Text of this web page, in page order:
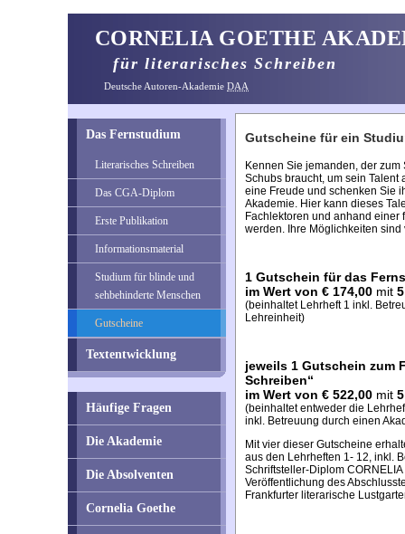
CORNELIA GOETHE
für literarisches Schreiben
Deutsche Autoren-Akademie DAA
Das Fernstudium
Literarisches Schreiben
Das CGA-Diplom
Erste Publikation
Informationsmaterial
Studium für blinde und
sehbehinderte Menschen
Gutscheine
Textentwicklung
Häufige Fragen
Die Akademie
Die Absolventen
Cornelia Goethe
Gutscheine für ein
Kennen Sie jemanden, der
Schubs braucht, um sein
eine Freude und schenken Sie
Akademie. Hier kann dieses
Fachlektoren und anhand
werden. Ihre Möglichkeiten sind
1 Gutschein für das
im Wert von € 174,00 mit
(beinhaltet Lehrheft 1 inkl.
Lehreinheit)
jeweils 1 Gutschein zum
Schreiben“
im Wert von € 522,00 mit
(beinhaltet entweder die
inkl. Betreuung durch einen
Mit vier dieser Gutscheine
aus den Lehrheften 1- 12, inkl.
Schriftsteller-Diplom
Veröffentlichung des
Frankfurter literarische